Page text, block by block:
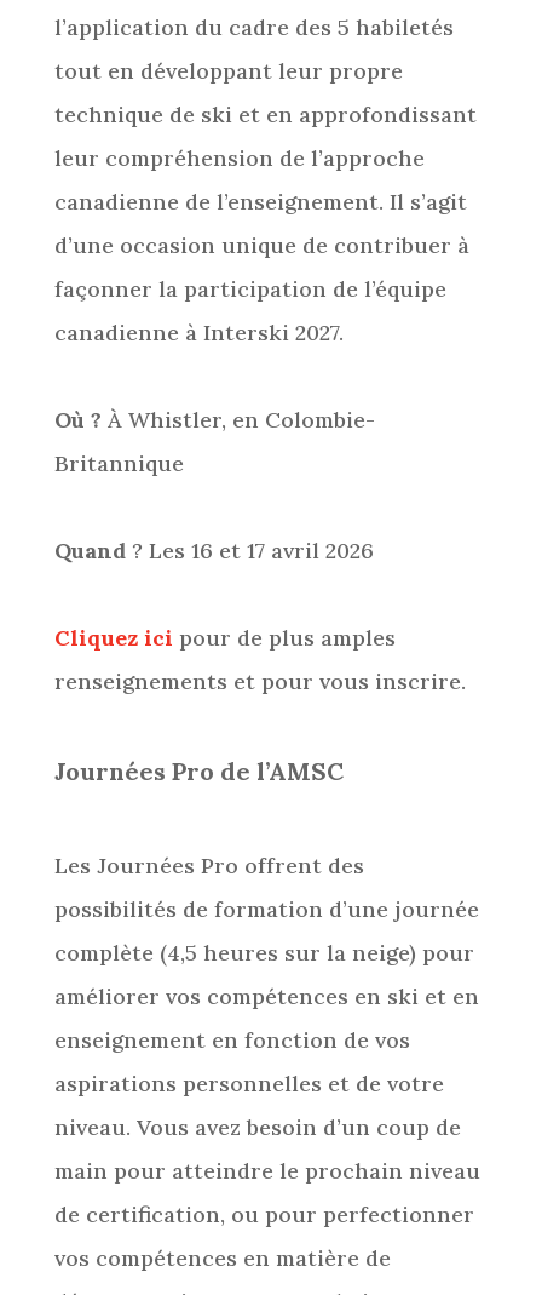
l’application du cadre des 5 habiletés
tout en développant leur propre
technique de ski et en approfondissant
leur compréhension de l’approche
canadienne de l’enseignement. Il s’agit
d’une occasion unique de contribuer à
façonner la participation de l’équipe
canadienne à Interski 2027.
Où ? À Whistler, en Colombie-
Britannique
Quand? Les 16 et 17 avril 2026
Cliquez ici pour de plus amples
renseignements et pour vous inscrire.
Journées Pro de l’AMSC
Les Journées Pro offrent des
possibilités de formation d’une journée
complète (4,5 heures sur la neige) pour
améliorer vos compétences en ski et en
enseignement en fonction de vos
aspirations personnelles et de votre
niveau. Vous avez besoin d’un coup de
main pour atteindre le prochain niveau
de certification, ou pour perfectionner
vos compétences en matière de